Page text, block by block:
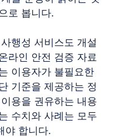
로 봅니다.
행성 서비스도 개설
라인 안전 검증 자료
이용자가 불필요한
기준을 제공하는 정
용을 권유하는 내용
수치와 사례는 모두
야 합니다.